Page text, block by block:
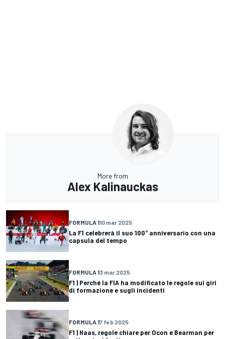
More from
Alex Kalinauckas
FORMULA 110 mar 2025
La F1 celebrerà il suo 100° anniversario con una
capsula del tempo
FORMULA 13 mar 2025
F1 | Perché la FIA ha modificato le regole sui giri
di formazione e sugli incidenti
FORMULA 17 feb 2025
F1 | Haas, regole chiare per Ocon e Bearman per